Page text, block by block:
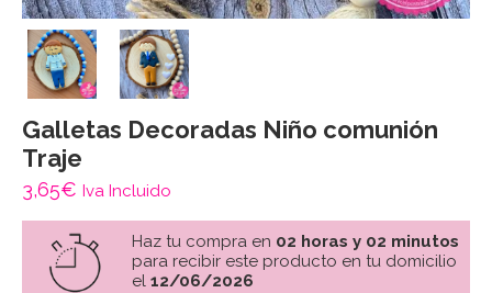
Galletas Decoradas Niño comunión
Traje
3,65€ Iva Incluido
Haz tu compra en 02 horas y 02 minutos
para recibir este producto en tu domicilio
el 12/06/2026